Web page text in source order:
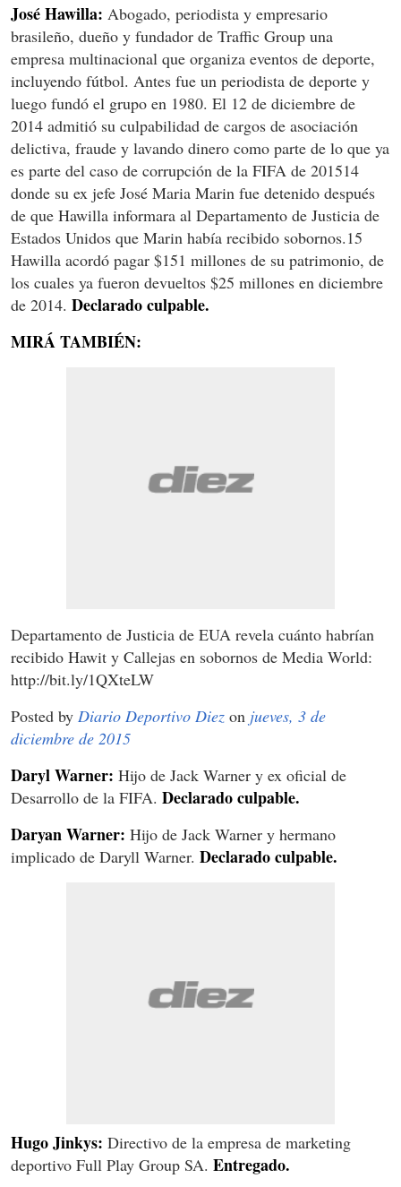
José Hawilla: Abogado, periodista y empresario
brasileño, dueño y fundador de Traffic Group una
empresa multinacional que organiza eventos de deporte,
incluyendo fútbol. Antes fue un periodista de deporte y
luego fundó el grupo en 1980. El 12 de diciembre de
2014 admitió su culpabilidad de cargos de asociación
delictiva, fraude y lavando dinero como parte de lo que ya
es parte del caso de corrupción de la FIFA de 201514
donde su ex jefe José Maria Marin fue detenido después
de que Hawilla informara al Departamento de Justicia de
Estados Unidos que Marin había recibido sobornos.15
Hawilla acordó pagar $151 millones de su patrimonio, de
los cuales ya fueron devueltos $25 millones en diciembre
de 2014. Declarado culpable.
MIRÁ TAMBIÉN:
Departamento de Justicia de EUA revela cuánto habrían
recibido Hawit y Callejas en sobornos de Media World:
http://bit.ly/1QXteLW
Posted by Diario Deportivo Diez on jueves, 3 de
diciembre de 2015
Daryl Warner: Hijo de Jack Warner y ex oficial de
Desarrollo de la FIFA. Declarado culpable.
Daryan Warner: Hijo de Jack Warner y hermano
implicado de Daryll Warner. Declarado culpable.
Hugo Jinkys: Directivo de la empresa de marketing
deportivo Full Play Group SA. Entregado.